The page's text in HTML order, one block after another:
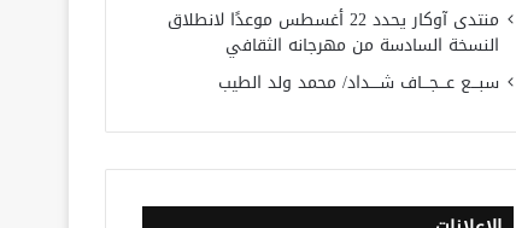
منتدى آوكار يحدد 22 أغسطس موعدًا لانطلاق
النسخة السادسة من مهرجانه الثقافي
سبـــع عـــجـــاف شــــداد/ محمد ولد الطيب